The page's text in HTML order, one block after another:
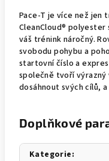
Pace-T je více než jen
CleanCloud®
váš trénink náročný.
svobodu pohybu a
startovní číslo a
společně tvoří
dosáhnout svých cílů,
Doplňkové
Kategorie: